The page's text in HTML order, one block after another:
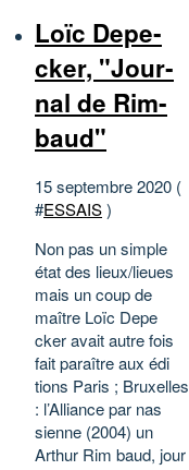
Loïc Depe­
cker, "Jour­
nal de Rim­
baud"
15 septembre 2020 (
#ESSAIS)
Non pas un simple
état des lieux/lieues
mais un coup de
maître Loïc Depe
cker avait autre fois
fait paraître aux édi
tions Paris ; Bruxelles
: l’Alliance par nas
sienne (2004) un
Arthur Rim baud, jour